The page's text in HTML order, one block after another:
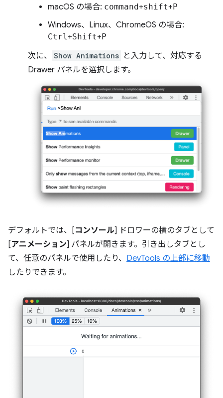
macOS の場合: command+shift+P
Windows、Linux、ChromeOS の場合:
Ctrl+Shift+P
次に、 Show Animations と入力して、対応する
Drawer パネルを選択します。
デフォルトでは、[コンソール] ドロワーの横のタブとして
[アニメーション] パネルが開きます。引き出しタブとし
て、任意のパネルで使用したり、 DevTools の上部に移動
したりできます。